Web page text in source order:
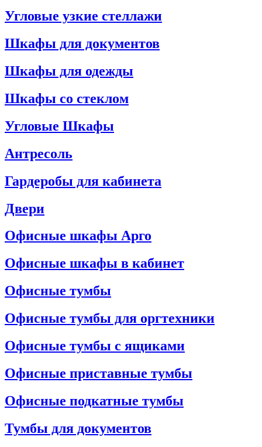
Угловые узкие стеллажи
Шкафы для документов
Шкафы для одежды
Шкафы со стеклом
Угловые Шкафы
Антресоль
Гардеробы для кабинета
Двери
Офисные шкафы Арго
Офисные шкафы в кабинет
Офисные тумбы
Офисные тумбы для оргтехники
Офисные тумбы с ящиками
Офисные приставные тумбы
Офисные подкатные тумбы
Тумбы для документов